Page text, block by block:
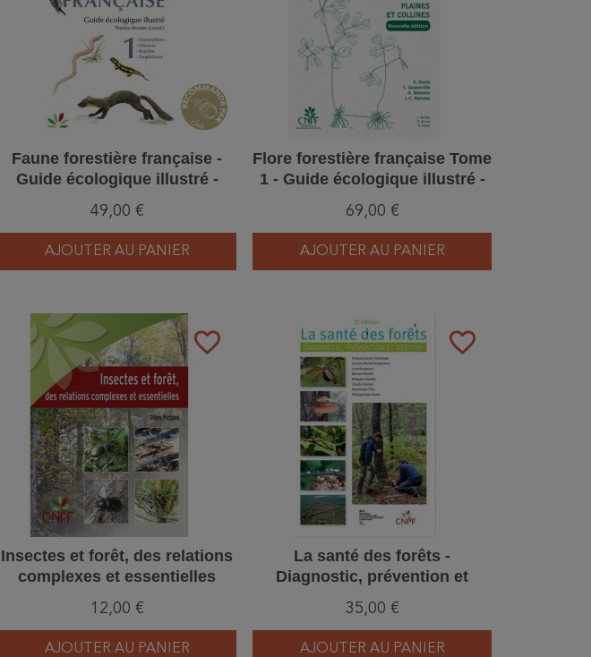
Faune forestière française -
Guide écologique illustré -
Tome 1
49,00 €
AJOUTER AU PANIER
Flore forestière française Tome
1 - Guide écologique illustré -
Plaines et collines
69,00 €
AJOUTER AU PANIER
favorite_border
Insectes et forêt, des relations
complexes et essentielles
12,00 €
AJOUTER AU PANIER
favorite_border
La santé des forêts -
Diagnostic, prévention et
35,00 €
AJOUTER AU PANIER